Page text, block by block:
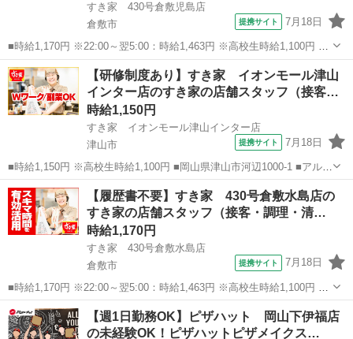
すき家 430号倉敷児島店
倉敷市
提携サイト 7月18日
■時給1,170円 ※22:00～翌5:00：時給1,463円 ※高校生時給1,100円 ※
早朝手当（5:00～9:00）時給＋150円 ■岡山県倉敷市児島小川町3682-5
■アルバイト、パート ■履歴書不要、未経験歓迎、...
岡山 倉敷市 ファーストフード
【研修制度あり】すき家 イオンモール津山
インター店のすき家の店舗スタッフ（接客…
時給1,150円
すき家 イオンモール津山インター店
津山市
提携サイト 7月18日
■時給1,150円 ※高校生時給1,100円 ■岡山県津山市河辺1000-1 ■アルバ
イト、パート ■履歴書不要、未経験歓迎、高校生OK、大学生歓迎、主
婦・主夫歓迎、フリーター歓迎、ミドル（40代～）活躍中、エルダー
（50代...
岡山 津山市 ファーストフード
【履歴書不要】すき家 430号倉敷水島店の
すき家の店舗スタッフ（接客・調理・清…
時給1,170円
すき家 430号倉敷水島店
倉敷市
提携サイト 7月18日
■時給1,170円 ※22:00～翌5:00：時給1,463円 ※高校生時給1,100円 ※
早朝手当（5:00～9:00）時給＋150円 ■岡山県倉敷市東塚1-16-29 ■アル
バイト、パート ■履歴書不要、未経験歓迎、高校...
岡山 倉敷市 ファーストフード
【週1日勤務OK】ピザハット 岡山下伊福店
の未経験OK！ピザハットピザメイクス…